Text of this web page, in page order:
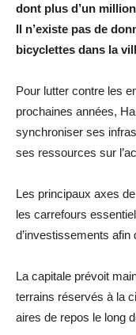
dont plus d’un
Il n’existe pas de
bicyclettes dans la
Pour lutter contre les
prochaines années,
synchroniser ses
ses ressources sur
Les principaux axes
les carrefours
d’investissements afin
La capitale prévoit
terrains réservés à la
aires de repos le long